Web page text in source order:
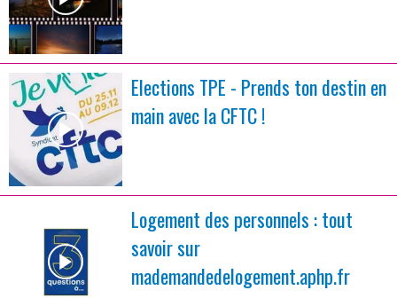
Elections TPE - Prends ton destin en
main avec la CFTC !
Logement des personnels : tout
savoir sur
mademandedelogement.aphp.fr